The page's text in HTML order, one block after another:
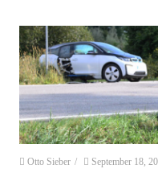
Otto Sieber / September 18,